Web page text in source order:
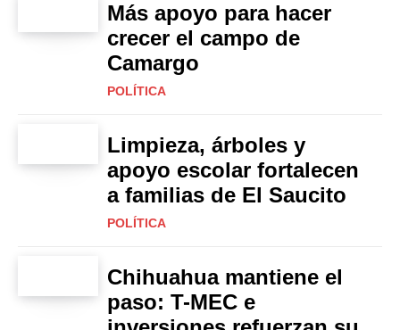
Más apoyo para hacer
crecer el campo de
Camargo
POLÍTICA
Limpieza, árboles y
apoyo escolar fortalecen
a familias de El Saucito
POLÍTICA
Chihuahua mantiene el
paso: T-MEC e